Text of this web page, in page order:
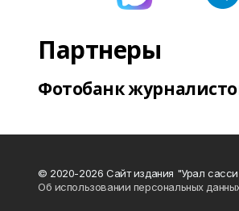
Партнеры
Фотобанк
© 2020-2026 Сайт издания "Урал
Об использовании персональных